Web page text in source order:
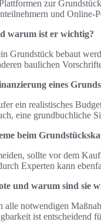
zur
und Online-
warum ist er wichtig?
Grundstück bebaut
baulichen
eines
ein realistisches
eine grundbuchliche
beim
sollte vor dem
Experten kann
und warum sind sie
alle notwendigen
ist entscheidend